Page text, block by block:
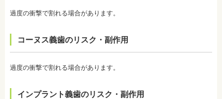
・ホワイトニングは、歯の表面が荒れる、知覚過敏
ケチャップなど避けたほうがいい飲み物、食事があ
ります。また、ホワイトニングが終わってもこれら
監修医情報 医療法人社団日坂会 理事長 日坂充宏
先生
日本大学歯学部卒業
過度の衝撃で割れる場合があります。
コーヌス義歯のリスク・副作用
過度の衝撃で割れる場合があります。
インプラント義歯のリスク・副作用